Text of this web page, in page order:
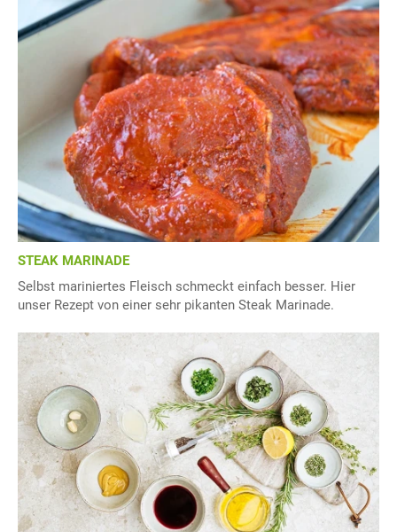
STEAK MARINADE
Selbst mariniertes Fleisch schmeckt einfach besser. Hier
unser Rezept von einer sehr pikanten Steak Marinade.